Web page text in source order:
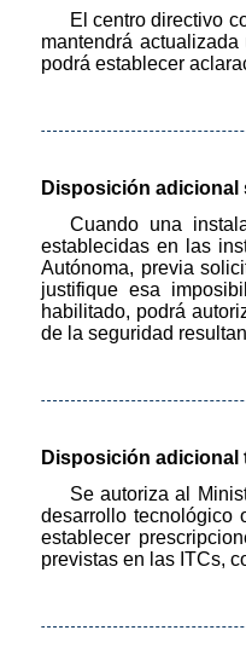
El centro directivo
mantendrá
podrá establecer
Disposición adicional
Cuando una
establecidas en las
Autónoma, previa
justifique esa
habilitado, podrá
de la seguridad
Disposición adicional
Se autoriza al
desarrollo tecnológico
establecer
previstas en las ITCs,